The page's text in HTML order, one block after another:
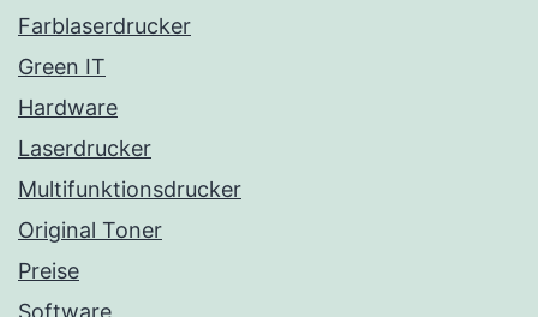
Farblaserdrucker
Green IT
Hardware
Laserdrucker
Multifunktionsdrucker
Original Toner
Preise